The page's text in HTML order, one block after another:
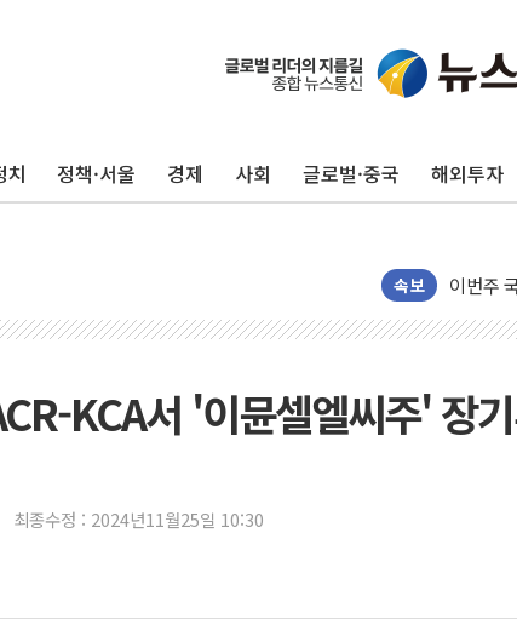
치 정책·서울 경제 사회 글로벌·중국 해외투자
속보
[종합]
인천 합
인사하
[속보]
[속보]
[속보]
美, 이
강릉·동
KCA서 '이뮨셀엘씨주' 장
최종수정 : 2024년11월25일 10:30